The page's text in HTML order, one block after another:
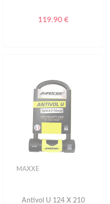
119.90 €
MAXXE
Antivol U 124 X 210